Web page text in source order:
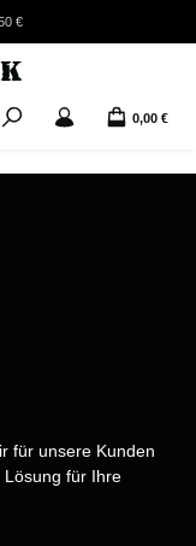
€
0,00 €
für unsere Kunden
für Ihre